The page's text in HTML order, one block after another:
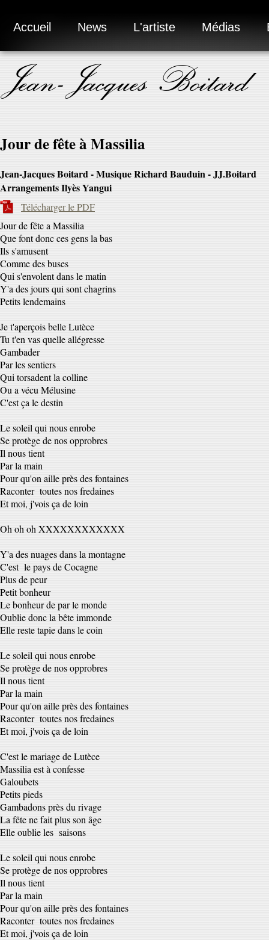
Accueil News L'artiste Médias
Jean-Jacques Boitard
Jour de fête à Massilia
Jean-Jacques Boitard - Musique Richard Bauduin - JJ.Boitard
Arrangements Ilyès Yangui
Télécharger le PDF
Jour de fête a Massilia
Que font donc ces gens la bas
Ils s'amusent
Comme des buses
Qui s'envolent dans le matin
Y'a des jours qui sont chagrins
Petits lendemains
Je t'aperçois belle Lutèce
Tu t'en vas quelle allégresse
Gambader
Par les sentiers
Qui torsadent la colline
Ou a vécu Mélusine
C'est ça le destin
Le soleil qui nous enrobe
Se protège de nos opprobres
Il nous tient
Par la main
Pour qu'on aille près des fontaines
Raconter toutes nos fredaines
Et moi, j'vois ça de loin
Oh oh oh XXXXXXXXXXXX
Y'a des nuages dans la montagne
C'est le pays de Cocagne
Plus de peur
Petit bonheur
Le bonheur de par le monde
Oublie donc la bête immonde
Elle reste tapie dans le coin
Le soleil qui nous enrobe
Se protège de nos opprobres
Il nous tient
Par la main
Pour qu'on aille près des fontaines
Raconter toutes nos fredaines
Et moi, j'vois ça de loin
C'est le mariage de Lutèce
Massilia est à confesse
Galoubets
Petits pieds
Gambadons près du rivage
La fête ne fait plus son âge
Elle oublie les saisons
Le soleil qui nous enrobe
Se protège de nos opprobres
Il nous tient
Par la main
Pour qu'on aille près des fontaines
Raconter toutes nos fredaines
Et moi, j'vois ça de loin